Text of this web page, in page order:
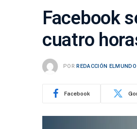
Facebook
cuatro
POR REDACCIÓN
Facebook